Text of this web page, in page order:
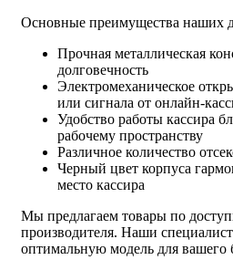
Основные преимущества наших
Прочная металлическая
долговечность
Электромеханическое
или сигнала от онлайн-
Удобство работы кассира
рабочему пространству
Различное количество
Черный цвет корпуса
место кассира
Мы предлагаем товары по
производителя. Наши
оптимальную модель для вашего